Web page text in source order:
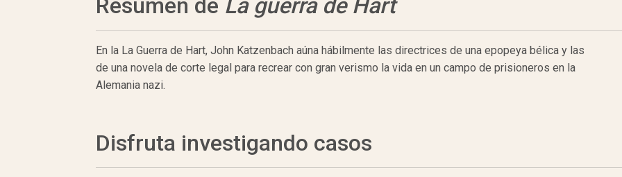
Resumen de La guerra de Hart
En la La Guerra de Hart, John Katzenbach aúna hábilmente las directrices de una epopeya bélica y las
de una novela de corte legal para recrear con gran verismo la vida en un campo de prisioneros en la
Alemania nazi.
Disfruta investigando casos